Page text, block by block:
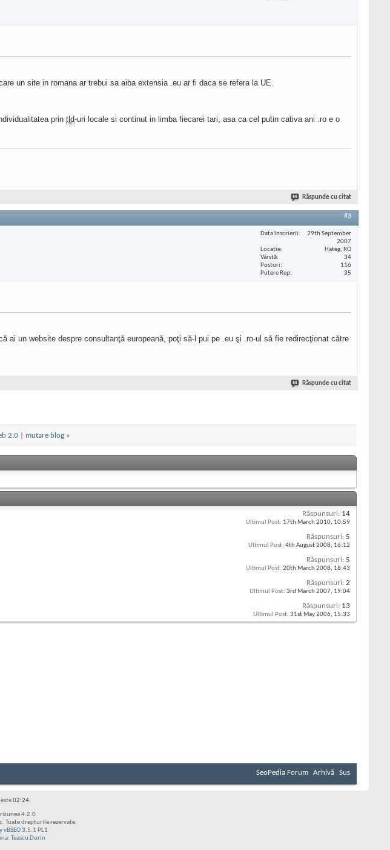
un site in romana ar trebui sa aiba extensia .eu ar fi daca se refera la UE.
prin tld-uri locale si continut in limba fiecarei tari, asa ca cel putin cativa ani .ro e o
Răspunde cu citat
#3
Data înscrierii
29th September
2007
Locaţie
Hateg, RO
Vârstă
34
Posturi
116
Putere Rep
35
un website despre consultanţă europeană, poţi să-l pui pe .eu şi .ro-ul să fie redirecţionat către
Răspunde cu citat
2.0 mutare blog »
Răspunsuri: 14
Ultimul Post: 17th March 2010, 10:59
Răspunsuri: 5
Ultimul Post: 4th August 2008, 16:12
Răspunsuri: 5
Ultimul Post: 20th March 2008, 18:43
Răspunsuri: 2
Ultimul Post: 3rd March 2007, 19:04
Răspunsuri: 13
Ultimul Post: 31st May 2006, 15:33
SeoPedia Forum Arhivă Sus
02:24.
4.2.0
Toate drepturile rezervate.
vBSEO3.5.1 PL1
Teascu Dorin